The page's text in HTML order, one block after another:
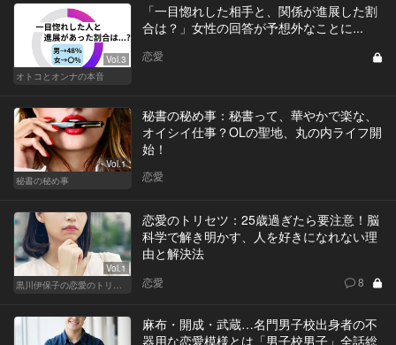
Vol.3
オトコとオンナの本音
「一目惚れした相手と、関係が進展した割
合は？」女性の回答が予想外なことに...
恋愛
Vol.1
秘書の秘め事
秘書の秘め事：秘書って、華やかで楽な、
オイシイ仕事？OLの聖地、丸の内ライフ開
始！
恋愛
Vol.1
恋愛のトリセツ：25歳過ぎたら要注意！脳
科学で解き明かす、人を好きになれない理
由と解決法
恋愛 8
麻布・開成・武蔵…名門男子校出身者の不
器用な恋愛模様とは「男子校男子」全話総